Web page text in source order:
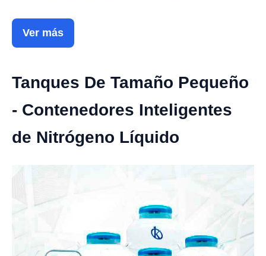
Ver más
Tanques De Tamaño Pequeño
- Contenedores Inteligentes
de Nitrógeno Líquido